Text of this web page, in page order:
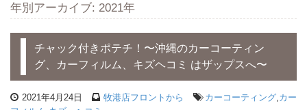
年別アーカイブ: 2021年
チャック付きポテチ！〜沖縄のカーコーティン
グ、カーフィルム、キズヘコミ はザップスへ〜
2021年4月24日 牧港店フロントから カーコーティング カー